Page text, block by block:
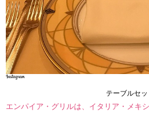
テーブルセッ
エンパイア・グリルは、イタリア・メキ